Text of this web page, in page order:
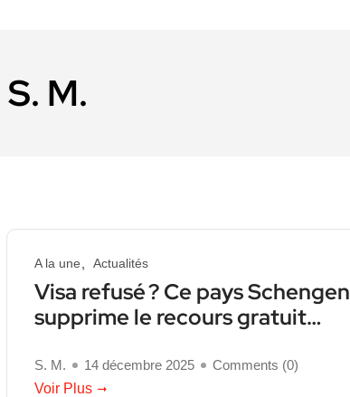
S. M.
A la une Actualités
Visa refusé ? Ce pays Schengen
supprime le recours gratuit…
S. M. 14 décembre 2025 Comments (0)
Voir Plus